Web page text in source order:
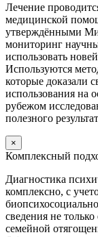
Лечение
медицинской
утверждёнными
мониторинг
использовать
Используются
которые доказали
использования на
рубежом
полезного
×
Комплексный
Диагностика
комплексно, с
сведения не
семейной